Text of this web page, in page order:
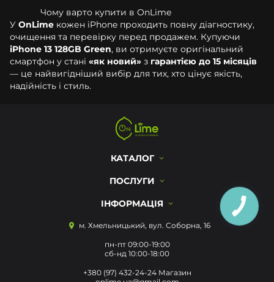
Чому варто купити в OnLime
У OnLime кожен iPhone проходить повну діагностику,
очищення та перевірку перед продажем. Купуючи
iPhone 13 128GB Green, ви отримуєте оригінальний
смартфон у стані «як новий» з гарантією до 15 місяців
— це найвигідніший вибір для тих, хто цінує якість,
надійність і стиль.
КАТАЛОГ
ПОСЛУГИ
ІНФОРМАЦІЯ
м. Хмельницький, вул. Соборна, 16
пн-пт 09:00-19:00
сб-нд 10:00-18:00
+380 (97) 432-24-24 Магазин